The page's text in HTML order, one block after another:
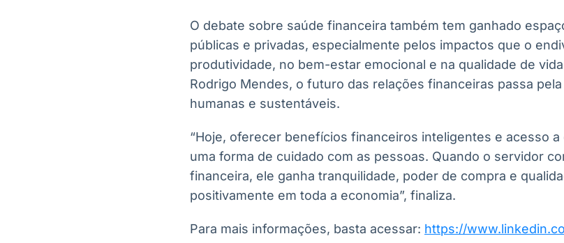
O debate sobre saúde financeira também tem ganhado
públicas e privadas, especialmente pelos impactos que o
produtividade, no bem-estar emocional e na qualidade de
Rodrigo Mendes, o futuro das relações financeiras passa
humanas e sustentáveis.
“Hoje, oferecer benefícios financeiros inteligentes e acesso
uma forma de cuidado com as pessoas. Quando o servidor
financeira, ele ganha tranquilidade, poder de compra e
positivamente em toda a economia”, finaliza.
Para mais informações, basta acessar: https://